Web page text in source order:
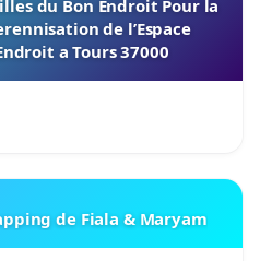
du Bon Endroit Pour la
de l’Espace
a Tours 37000
de Fiala & Maryam